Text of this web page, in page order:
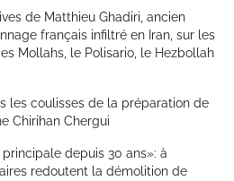
de Matthieu Ghadiri, ancien
français infiltré en Iran, sur les
Mollahs, le Polisario, le Hezbollah
les coulisses de la préparation de
Chirihan Chergui
principale depuis 30 ans»: à
redoutent la démolition de